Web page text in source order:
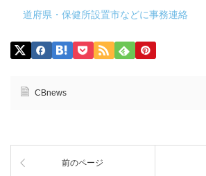
道府県・保健所設置市などに事務連絡
CBnews
前のページ